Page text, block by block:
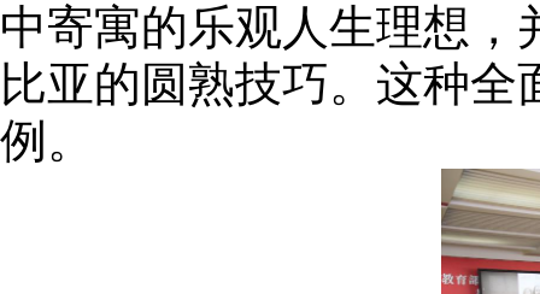
中寄寓的乐观人生理想
比亚的圆熟技巧。这种
例。